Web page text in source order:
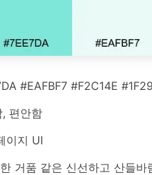
#EAFBF7 #F2C14E
편안함
이지 UI
거품 같은 신선하고 산들